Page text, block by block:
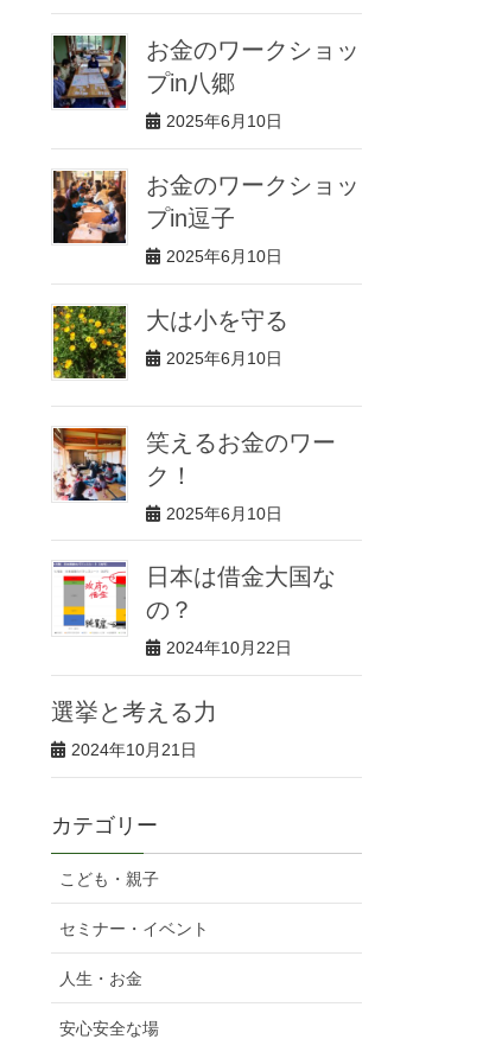
お金のワークショッ
プin八郷
2025年6月10日
お金のワークショッ
プin逗子
2025年6月10日
大は小を守る
2025年6月10日
笑えるお金のワー
ク！
2025年6月10日
日本は借金大国な
の？
2024年10月22日
選挙と考える力
2024年10月21日
カテゴリー
こども・親子
セミナー・イベント
人生・お金
安心安全な場